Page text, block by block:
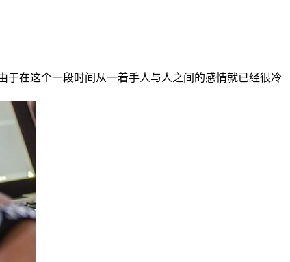
在这个一段时间从一着手人与人之间的感情就已经很冷